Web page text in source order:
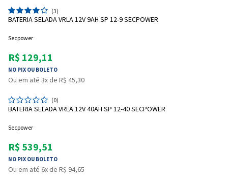
(3)
BATERIA SELADA VRLA 12V 9AH SP 12-9 SECPOWER
Secpower
R$ 129,11
NO PIX OU BOLETO
Ou em até 3x de R$ 45,30
(0)
BATERIA SELADA VRLA 12V 40AH SP 12-40 SECPOWER
Secpower
R$ 539,51
NO PIX OU BOLETO
Ou em até 6x de R$ 94,65